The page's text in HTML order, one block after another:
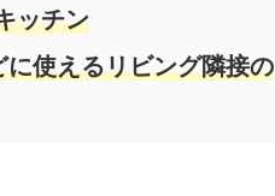
ッチン
使えるリビング隣接の